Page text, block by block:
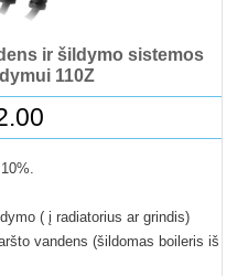
ir šildymo sistemos
110Z
( į radiatorius ar grindis)
vandens (šildomas boileris iš